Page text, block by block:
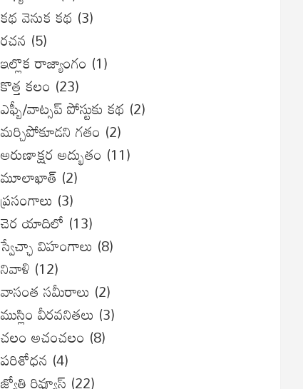
కథ వెనుక కథ (3)
రచన (5)
ఇల్లొక రాజ్యాంగం (1)
కొత్త కలం (23)
ఎఫ్బీ/వాట్సప్ పోస్టుకు కథ (2)
మర్చిపోకూడని గతం (2)
అరుణాక్షర అద్భుతం (11)
మూలాఖాత్ (2)
ప్రసంగాలు (3)
చెర యాదిలో (13)
స్వేచ్ఛా విహంగాలు (8)
నివాళి (12)
వాసంత సమీరాలు (2)
ముస్లిం వీరవనితలు (3)
చలం అచంచలం (8)
ప‌రిశోధ‌న‌ (4)
జ్యోతి రివ్యూస్ (22)